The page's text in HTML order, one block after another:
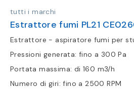
tutti i marchi
Estrattore fumi PL21
Estrattore - aspiratore fumi per
Pressioni generata: fino a 300 Pa
Portata massima: di 160 m3/h
Numero di giri: fino a 2500 RPM